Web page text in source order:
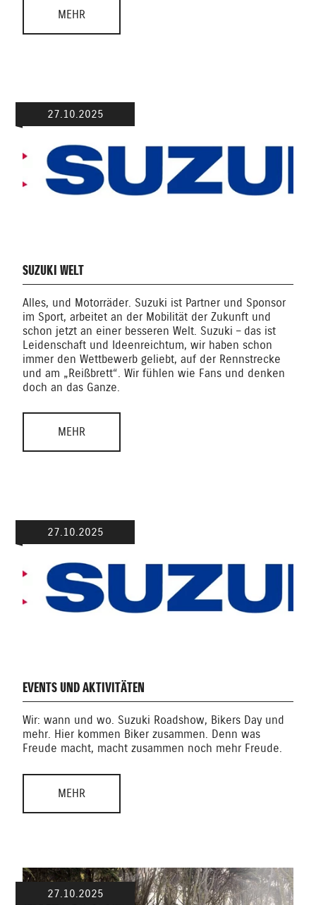
MEHR
27.10.2025
SUZUKI WELT
Alles, und Motorräder. Suzuki ist Partner und Sponsor
im Sport, arbeitet an der Mobilität der Zukunft und
schon jetzt an einer besseren Welt. Suzuki – das ist
Leidenschaft und Ideenreichtum, wir haben schon
immer den Wettbewerb geliebt, auf der Rennstrecke
und am „Reißbrett“. Wir fühlen wie Fans und denken
doch an das Ganze.
MEHR
27.10.2025
EVENTS UND AKTIVITÄTEN
Wir: wann und wo. Suzuki Roadshow, Bikers Day und
mehr. Hier kommen Biker zusammen. Denn was
Freude macht, macht zusammen noch mehr Freude.
MEHR
27.10.2025